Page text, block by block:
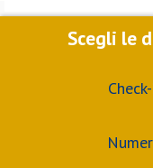
Scegli le